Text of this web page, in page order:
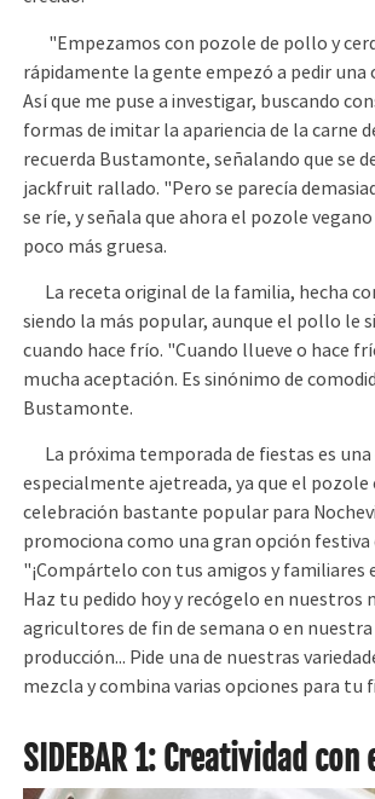
"Empezamos con pozole de pollo y
rápidamente la gente empezó a pedir una
Así que me puse a investigar, buscando
formas de imitar la apariencia de la carne
recuerda Bustamonte, señalando que se
jackfruit rallado. "Pero se parecía
se ríe, y señala que ahora el pozole
poco más gruesa.
La receta original de la familia, hecha
siendo la más popular, aunque el pollo le
cuando hace frío. "Cuando llueve o hace
mucha aceptación. Es sinónimo de
Bustamonte.
La próxima temporada de fiestas es una
especialmente ajetreada, ya que el pozole
celebración bastante popular para
promociona como una gran opción festiva
"¡Compártelo con tus amigos y familiares
Haz tu pedido hoy y recógelo en nuestros
agricultores de fin de semana o en nuestra
producción... Pide una de nuestras
mezcla y combina varias opciones para tu
SIDEBAR 1: Creatividad con